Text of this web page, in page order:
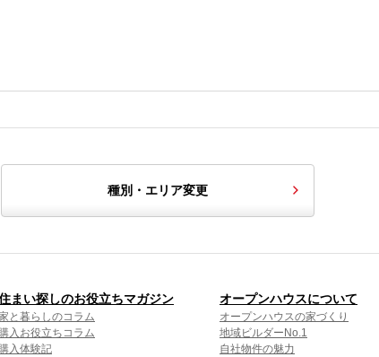
種別・エリア変更
まい探しのお役立ちマガジン
と暮らしのコラム
入お役立ちコラム
入体験記
オープンハウスについて
オープンハウスの家づくり
地域ビルダーNo.1
自社物件の魅力